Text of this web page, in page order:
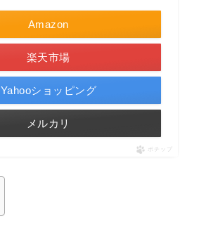
Amazon
楽天市場
Yahooショッピング
メルカリ
ポチップ